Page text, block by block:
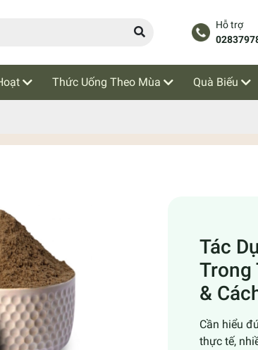
Hỗ trợ
Thức Uống Theo Mùa Quà Biếu
Tác
Trong
&
Cần hiểu
thực tế,